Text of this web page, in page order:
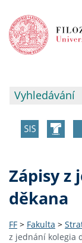
Zápisy z
děkana
FF > Fakulta >
z jednání kolegia